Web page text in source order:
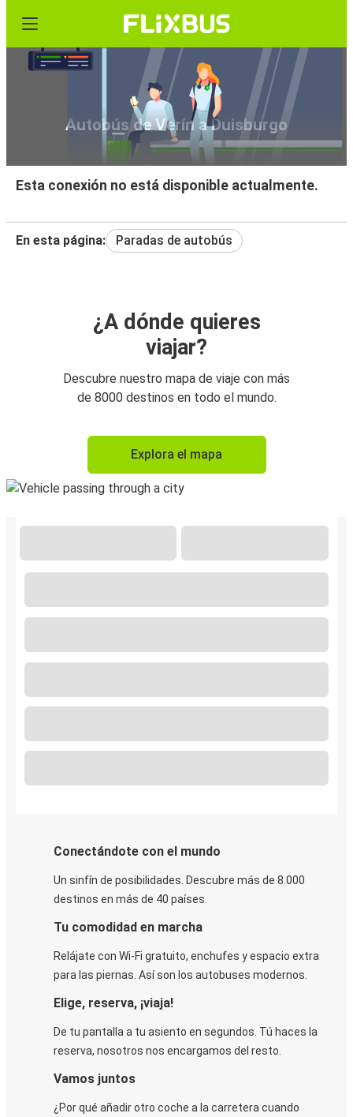
Autobús de Verín a Duisburgo
Esta conexión no está disponible actualmente.
En esta página: Paradas de autobús
¿A dónde quieres
viajar?
Descubre nuestro mapa de viaje con más
de 8000 destinos en todo el mundo.
Explora el mapa
Conectándote con el mundo
Un sinfín de posibilidades. Descubre más de 8.000
destinos en más de 40 países.
Tu comodidad en marcha
Relájate con Wi-Fi gratuito, enchufes y espacio extra
para las piernas. Así son los autobuses modernos.
Elige, reserva, ¡viaja!
De tu pantalla a tu asiento en segundos. Tú haces la
reserva, nosotros nos encargamos del resto.
Vamos juntos
¿Por qué añadir otro coche a la carretera cuando